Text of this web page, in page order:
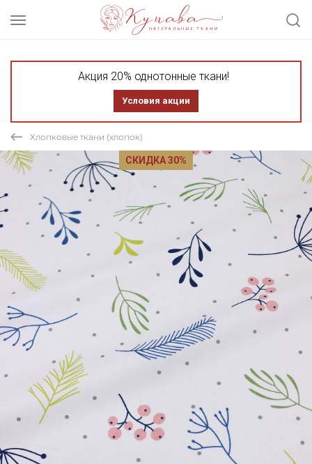
Акция 20% однотонные ткани!
Условия акции
Хлопковые ткани (хлопок)
СКИДКА 30%